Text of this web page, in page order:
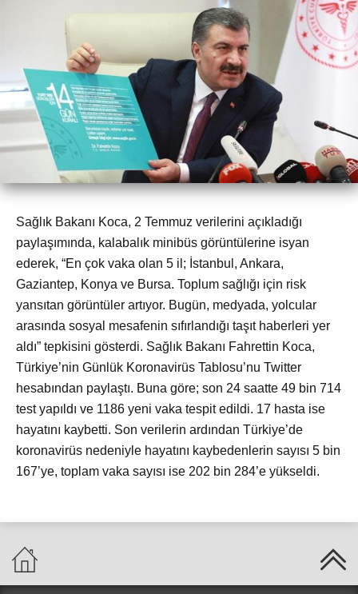
Sağlık Bakanı Koca, 2 Temmuz verilerini açıkladığı
paylaşımında, kalabalık minibüs görüntülerine isyan
ederek, “En çok vaka olan 5 il; İstanbul, Ankara,
Gaziantep, Konya ve Bursa. Toplum sağlığı için risk
yansıtan görüntüler artıyor. Bugün, medyada, yolcular
arasında sosyal mesafenin sıfırlandığı taşıt haberleri yer
aldı” tepkisini gösterdi. Sağlık Bakanı Fahrettin Koca,
Türkiye’nin Günlük Koronavirüs Tablosu’nu Twitter
hesabından paylaştı. Buna göre; son 24 saatte 49 bin 714
test yapıldı ve 1186 yeni vaka tespit edildi. 17 hasta ise
hayatını kaybetti. Son verilerin ardından Türkiye’de
koronavirüs nedeniyle hayatını kaybedenlerin sayısı 5 bin
167’ye, toplam vaka sayısı ise 202 bin 284’e yükseldi.